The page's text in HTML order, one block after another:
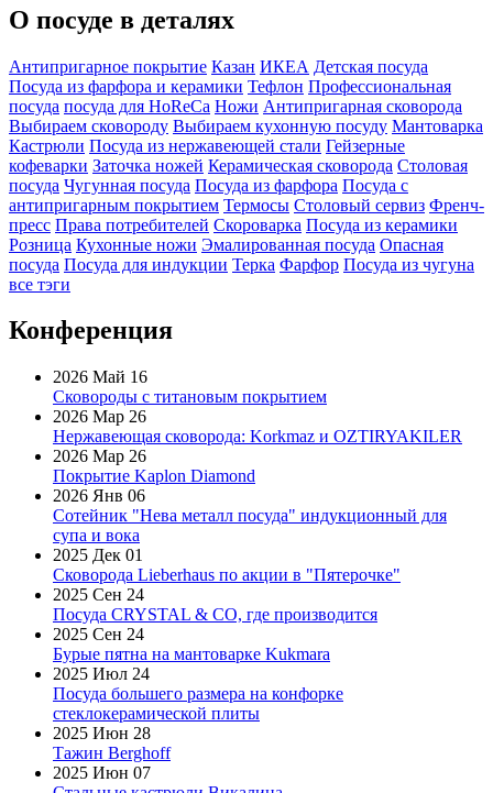
О посуде в деталях
Антипригарное покрытие Казан ИКЕА Детская посуда
Посуда из фарфора и керамики Тефлон Профессиональная
посуда посуда для HoReCa Ножи Антипригарная сковорода
Выбираем сковороду Выбираем кухонную посуду Мантоварка
Кастрюли Посуда из нержавеющей стали Гейзерные
кофеварки Заточка ножей Керамическая сковорода Столовая
посуда Чугунная посуда Посуда из фарфора Посуда с
антипригарным покрытием Термосы Столовый сервиз Френч-
пресс Права потребителей Скороварка Посуда из керамики
Розница Кухонные ножи Эмалированная посуда Опасная
посуда Посуда для индукции Терка Фарфор Посуда из чугуна
все тэги
Конференция
2026 Май 16
Сковороды с титановым покрытием
2026 Мар 26
Нержавеющая сковорода: Korkmaz и OZTIRYAKILER
2026 Мар 26
Покрытие Kaplon Diamond
2026 Янв 06
Сотейник "Нева металл посуда" индукционный для
супа и вока
2025 Дек 01
Сковорода Lieberhaus по акции в "Пятерочке"
2025 Сен 24
Посуда CRYSTAL & CO, где производится
2025 Сен 24
Бурые пятна на мантоварке Kukmara
2025 Июл 24
Посуда большего размера на конфорке
стеклокерамической плиты
2025 Июн 28
Тажин Berghoff
2025 Июн 07